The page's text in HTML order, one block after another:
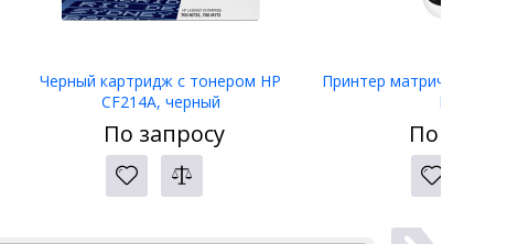
Черный картридж с тонером HP
CF214A, черный
По запросу
Принтер матричный
LW-400
По